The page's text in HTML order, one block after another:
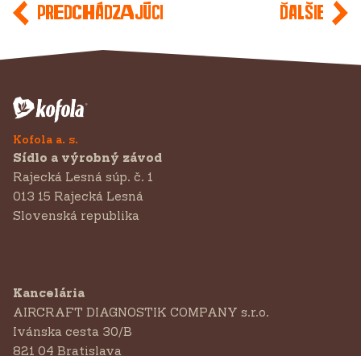
Predchádzajúci Ďalšie
Kofola a. s.
Sídlo a výrobný závod
Rajecká Lesná súp. č. 1
013 15 Rajecká Lesná
Slovenská republika
Kancelária
AIRCRAFT DIAGNOSTIK COMPANY s.r.o.
‍Ivánska cesta 30/B
821 04 Bratislava